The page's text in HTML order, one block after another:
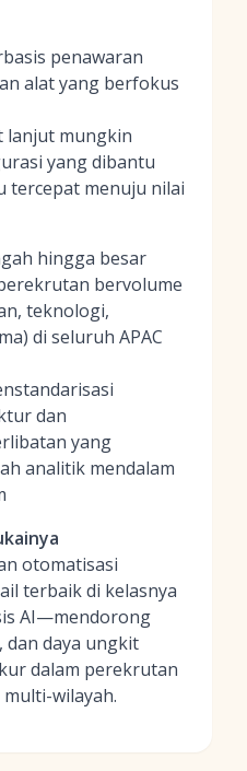
penawaran
alat yang berfokus
lanjut mungkin
yang dibantu
tercepat menuju nilai
hingga besar
bervolume
teknologi,
di seluruh APAC
dan
yang
analitik mendalam
otomatisasi
terbaik di kelasnya
AI—mendorong
dan daya ungkit
dalam perekrutan
wilayah.